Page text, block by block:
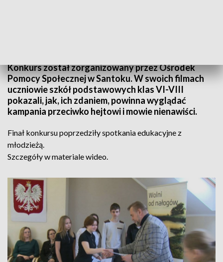
Konkurs został zorganizowany przez Ośrodek
Pomocy Społecznej w Santoku. W swoich filmach
uczniowie szkół podstawowych klas VI-VIII
pokazali, jak, ich zdaniem, powinna wyglądać
kampania przeciwko hejtowi i mowie nienawiści.
Finał konkursu poprzedziły spotkania edukacyjne z
młodzieżą.
Szczegóły w materiale wideo.